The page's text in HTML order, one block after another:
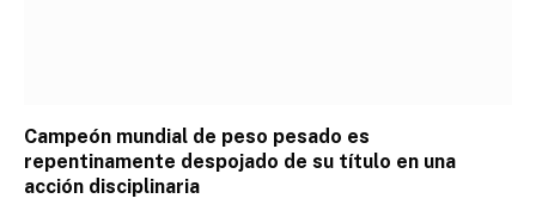
Campeón mundial de peso pesado es
repentinamente despojado de su título en una
acción disciplinaria